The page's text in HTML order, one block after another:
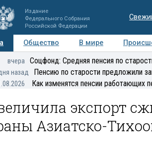
Издание
Федерального Собрания
Российской Федерации
Общество В мире
Мнения Регионы Медиацентр
вчера Соцфонд: Средняя пенсия по
назад Пенсию по старости предложили
Как изменятся пенсии работающих
экспорт
Азиатско-